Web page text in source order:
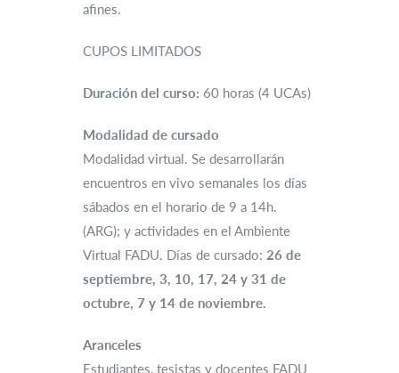
afines.
CUPOS LIMITADOS
Duración del curso: 60 horas (4 UCAs)
Modalidad de cursado
Modalidad virtual. Se desarrollarán
encuentros en vivo semanales los días
sábados en el horario de 9 a 14h.
(ARG); y actividades en el Ambiente
Virtual FADU. Días de cursado: 26 de
septiembre, 3, 10, 17, 24 y 31 de
octubre, 7 y 14 de noviembre.
Aranceles
Estudiantes, tesistas y docentes FADU